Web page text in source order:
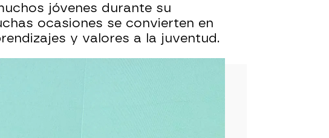
jóvenes durante su
ocasiones se convierten en
y valores a la juventud.